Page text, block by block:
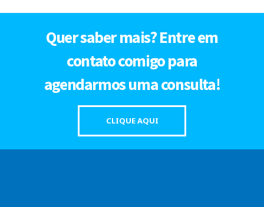
Quer saber mais? Entre em
contato comigo para
agendarmos uma consulta!
CLIQUE AQUI